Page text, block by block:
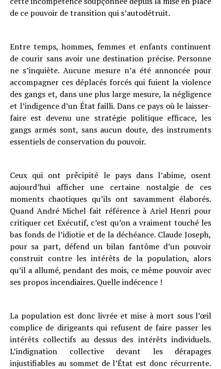
de ce pouvoir de transition qui s’autodétruit.
Entre temps, hommes, femmes et enfants continuent
de courir sans avoir une destination précise. Personne
ne s’inquiète. Aucune mesure n’a été annoncée pour
accompagner ces déplacés forcés qui fuient la violence
des gangs et, dans une plus large mesure, la négligence
et l’indigence d’un État failli. Dans ce pays où le laisser-
faire est devenu une stratégie politique efficace, les
gangs armés sont, sans aucun doute, des instruments
essentiels de conservation du pouvoir.
Ceux qui ont prٞécipité le pays dans l’abime, osent
aujourd’hui afficher une certaine nostalgie de ces
moments chaotiques qu’ils ont savamment élaborés.
Quand André Michel fait référence à Ariel Henri pour
critiquer cet Exécutif, c’est qu’on a vraiment touché les
bas fonds de l’idiotie et de la déchéance. Claude Joseph,
pour sa part, défend un bilan fantôme d’un pouvoir
construit contre les intérêts de la population, alors
qu’il a allumé, pendant des mois, ce même pouvoir avec
ses propos incendiaires. Quelle indécence !
La population est donc livrée et mise à mort sous l’œil
complice de dirigeants qui refusent de faire passer les
intérêts collectifs au dessus des intérêts individuels.
L’indignation collective devant les dérapages
injustifiables au sommet de l’État est donc récurrente.